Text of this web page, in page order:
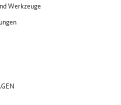
Werkzeuge